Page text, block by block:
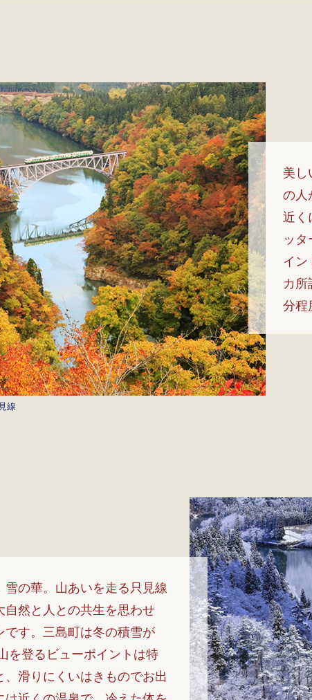
線
美し
の人
近く
ッ
イン
カ所
分程
雪の華。山あいを走る只見線
自然と人との共生を思わせ
です。三島町は冬の積雪が
を登るビューポイントは特
滑りにくいはきものでお出